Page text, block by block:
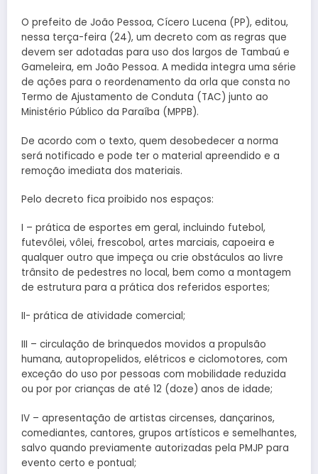
O prefeito de João Pessoa, Cícero Lucena (PP), editou,
nessa terça-feira (24), um decreto com as regras que
devem ser adotadas para uso dos largos de Tambaú e
Gameleira, em João Pessoa. A medida integra uma série
de ações para o reordenamento da orla que consta no
Termo de Ajustamento de Conduta (TAC) junto ao
Ministério Público da Paraíba (MPPB).
De acordo com o texto, quem desobedecer a norma
será notificado e pode ter o material apreendido e a
remoção imediata dos materiais.
Pelo decreto fica proibido nos espaços:
I – prática de esportes em geral, incluindo futebol,
futevôlei, vôlei, frescobol, artes marciais, capoeira e
qualquer outro que impeça ou crie obstáculos ao livre
trânsito de pedestres no local, bem como a montagem
de estrutura para a prática dos referidos esportes;
II- prática de atividade comercial;
III – circulação de brinquedos movidos a propulsão
humana, autopropelidos, elétricos e ciclomotores, com
exceção do uso por pessoas com mobilidade reduzida
ou por por crianças de até 12 (doze) anos de idade;
IV – apresentação de artistas circenses, dançarinos,
comediantes, cantores, grupos artísticos e semelhantes,
salvo quando previamente autorizadas pela PMJP para
evento certo e pontual;